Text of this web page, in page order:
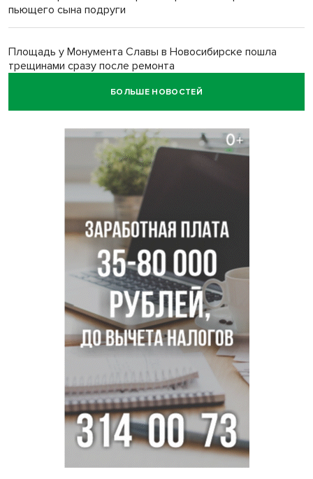
пьющего сына подруги
Площадь у Монумента Славы в Новосибирске пошла
трещинами сразу после ремонта
БОЛЬШЕ НОВОСТЕЙ